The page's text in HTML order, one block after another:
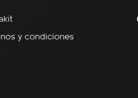
y condiciones